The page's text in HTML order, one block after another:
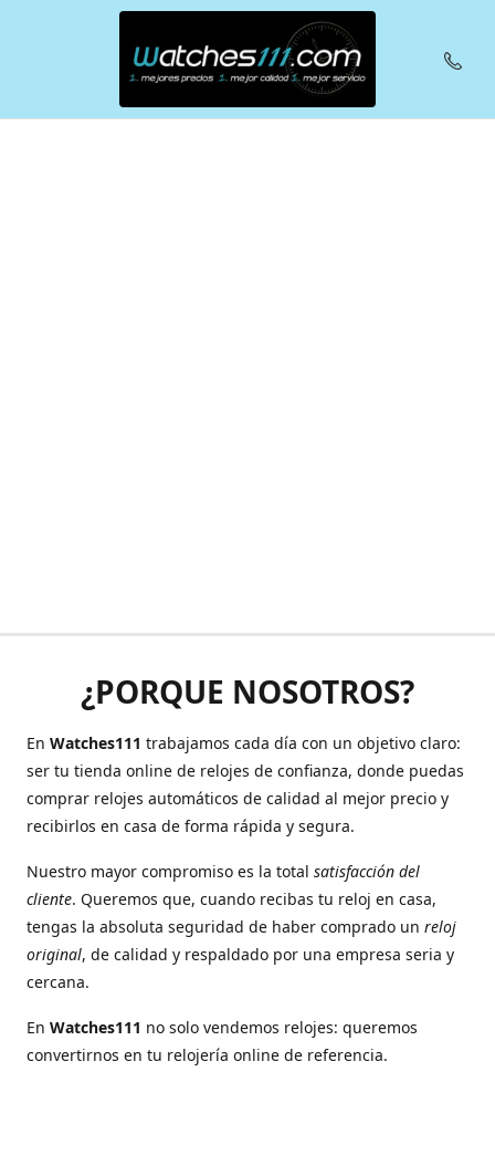
¿PORQUE NOSOTROS?
En Watches111 trabajamos cada día con un objetivo claro:
ser tu tienda online de relojes de confianza, donde puedas
comprar relojes automáticos de calidad al mejor precio y
recibirlos en casa de forma rápida y segura.
Nuestro mayor compromiso es la total satisfacción del
cliente. Queremos que, cuando recibas tu reloj en casa,
tengas la absoluta seguridad de haber comprado un reloj
original, de calidad y respaldado por una empresa seria y
cercana.
En Watches111 no solo vendemos relojes: queremos
convertirnos en tu relojería online de referencia.